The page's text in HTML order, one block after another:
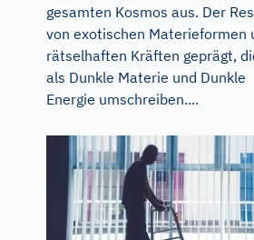
gesamten Kosmos aus. Der
von exotischen Materieformen
rätselhaften Kräften geprägt,
als Dunkle Materie und Dunkle
Energie umschreiben....